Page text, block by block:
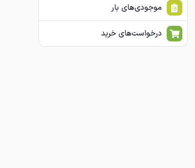
موجودی‌های بار
درخواست‌های خرید